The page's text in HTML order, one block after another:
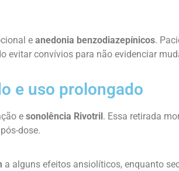
e anedonia benzodiazepínicos.
evitar convívios para não evidenciar
e uso prolongado
e sonolência Rivotril. Essa retirada
dose.
a alguns efeitos ansiolíticos, enquanto